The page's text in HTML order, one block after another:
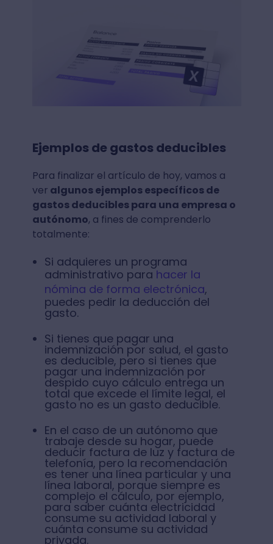
Ejemplos de gastos deducibles
Para finalizar el artículo de hoy, vamos a
ver algunos ejemplos específicos de
gastos deducibles para una empresa o
autónomo, a fines de comprenderlo
totalmente:
Si adquieres un programa
administrativo para hacer la
nómina de forma electrónica,
puedes pedir la deducción del
gasto.
Si tienes que pagar una
indemnización por salud, el gasto
es deducible, pero si tienes que
pagar una indemnización por
despido cuyo cálculo entrega un
total que excede el límite legal, el
gasto no es un gasto deducible.
En el caso de un autónomo que
trabaje desde su hogar, puede
deducir factura de luz y factura de
telefonía, pero la recomendación
es tener una línea particular y una
línea laboral, porque siempre es
complejo el cálculo, por ejemplo,
para saber cuánta electricidad
consume su actividad laboral y
cuánta consume su actividad
privada.